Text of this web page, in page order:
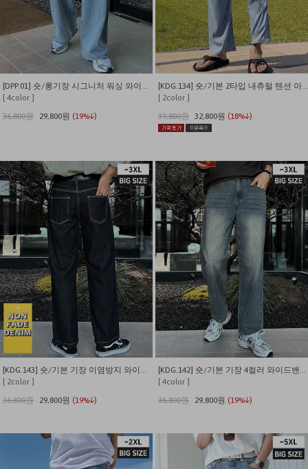
[DPP.01] 숏/롱기장 시그니처 워싱 와이드 데님 팬츠
[ 4color ]
36,800원
29,800원 (19%↓)
[KDG.134] 숏/기본 2타입 내츄럴 텐션 아이스쿨링 썸머 데님팬츠
[ 2color ]
39,800원 32,800원 (18%↓)
[KDG.143] 숏/기본 기장 이염방지 와이드밴딩 밑단스트링 생지 데님
[ 2color ]
36,800원
29,800원 (19%↓)
[KDG.142] 숏/기본 기장 4컬러 와이드밴딩 밑단스트링 데님
[ 4color ]
36,800원
29,800원 (19%↓)